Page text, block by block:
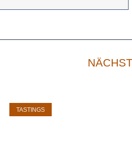
TASTINGS